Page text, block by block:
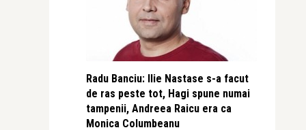
Radu Banciu: Ilie Nastase s-a facut
de ras peste tot, Hagi spune numai
tampenii, Andreea Raicu era ca
Monica Columbeanu